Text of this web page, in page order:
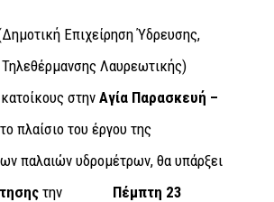
Επιχείρηση Ύδρευσης,
Λαυρεωτικής)
στην Αγία Παρασκευή –
πλαίσιο του έργου της
παλαιών υδρομέτρων, θα υπάρξει
την Πέμπτη 23